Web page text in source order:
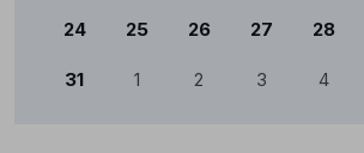
24 25 26 27 28
31 1 2 3 4